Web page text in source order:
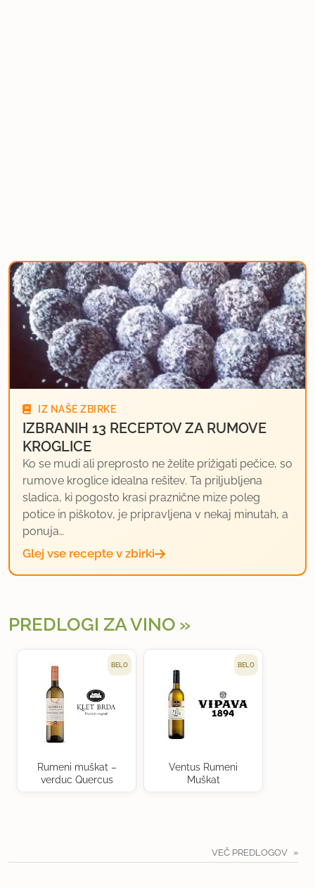
IZ NAŠE ZBIRKE
IZBRANIH 13 RECEPTOV ZA RUMOVE
KROGLICE
Ko se mudi ali preprosto ne želite prižigati pečice, so
rumove kroglice idealna rešitev. Ta priljubljena
sladica, ki pogosto krasi praznične mize poleg
potice in piškotov, je pripravljena v nekaj minutah, a
ponuja…
Glej vse recepte v zbirki
PREDLOGI ZA VINO
BELO
Rumeni muškat –
verduc Quercus
BELO
Ventus Rumeni
Muškat
VEČ PREDLOGOV